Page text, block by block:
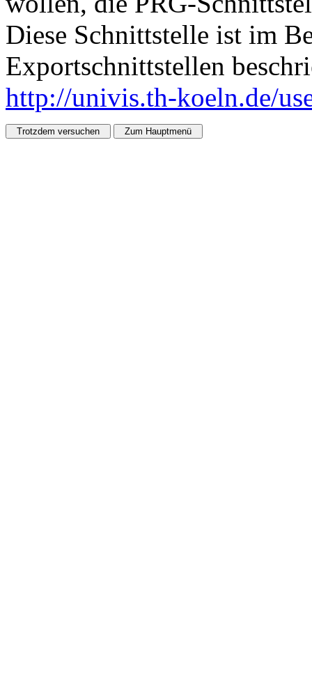
Diese Schnittstelle ist im
Exportschnittstellen
http://univis.th-koeln.de/